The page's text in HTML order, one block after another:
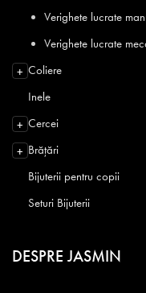
Verighete lucrate
Verighete lucrate
+ Coliere
Inele
+ Cercei
+ Brățări
Bijuterii pentru copii
Seturi Bijuterii
DESPRE JASMIN